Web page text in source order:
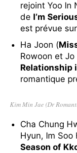
rejoint Yoo In
de I’m
est prévue
Ha Joon (
Rowoon et
Relationship
romantique
Kim Min Jae (Dr
Cha Chung
Hyun, Im Soo
Season of